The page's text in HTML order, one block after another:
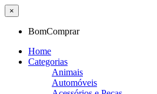
×
BomComprar
Home
Categorias
Animais
Automóveis